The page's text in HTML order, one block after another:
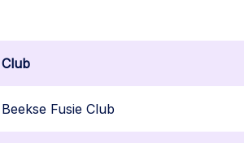
Club
Beekse Fusie Club